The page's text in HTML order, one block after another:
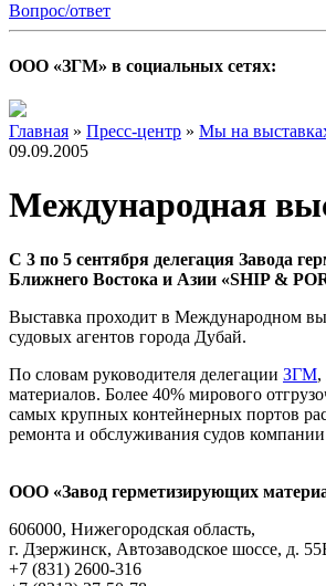
Вопрос/ответ
ООО «ЗГМ» в социальных сетях:
Главная » Пресс-центр » Мы на
09.09.2005
Международная
С 3 по 5 сентября делегация Завода
Ближнего Востока и Азии «SHIP &
Выставка проходит в Международном
судовых агентов города Дубай.
По словам руководителя делегации ЗГМ,
материалов. Более 40% мирового
самых крупных контейнерных портов
ремонта и обслуживания судов
ООО «Завод герметизирующих
606000, Нижегородская область,
г. Дзержинск, Автозаводское шоссе, д.
+7 (831) 2600-316